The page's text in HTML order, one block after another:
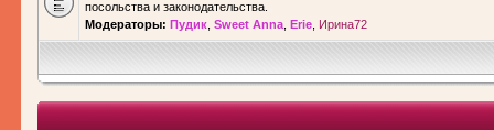
посольства и законодательства.
Модераторы: Пудик Sweet Anna Erie Ирина72